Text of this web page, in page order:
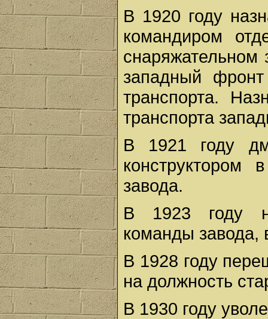
В 1920 году
командиром
снаряжательном
западный
транспорта.
транспорта
В 1921 году
конструктором
завода.
В 1923 году
команды завода,
В 1928 году
на должность
В 1930 году